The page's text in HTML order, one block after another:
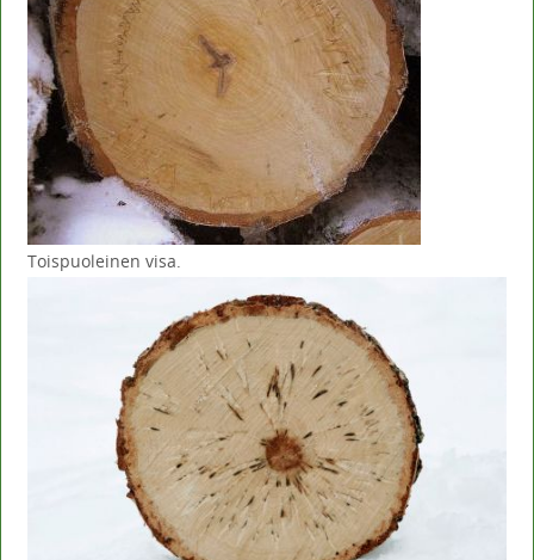
Toispuoleinen visa.